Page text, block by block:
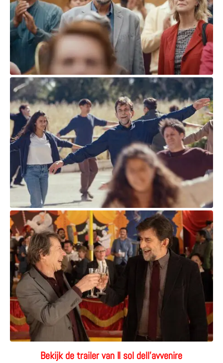
Bekijk de trailer van Il sol dell’avvenire